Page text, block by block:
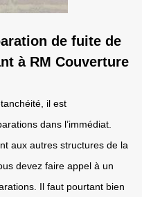
de fuite de
à RM Couverture
il est
dans l’immédiat.
aux autres structures de la
devez faire appel à un
Il faut pourtant bien